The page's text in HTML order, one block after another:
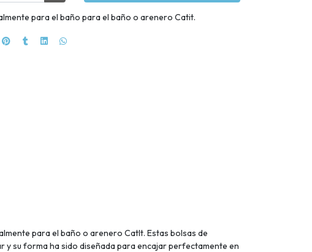
para el baño para el baño o arenero Catit.
para el baño o arenero CatIt. Estas bolsas de
y su forma ha sido diseñada para encajar perfectamente en